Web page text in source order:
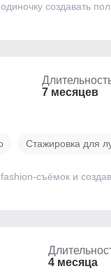
создавать
7 месяцев
Стажировка для
съёмок и
4 месяца